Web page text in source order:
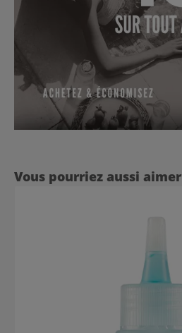
Ignorer la galerie de produits
Vous pourriez aussi aimer